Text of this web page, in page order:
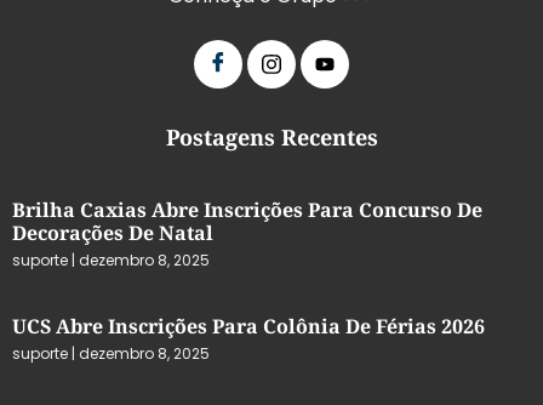
Postagens Recentes
Brilha Caxias Abre Inscrições Para Concurso De
Decorações De Natal
suporte dezembro 8, 2025
UCS Abre Inscrições Para Colônia De Férias 2026
suporte dezembro 8, 2025